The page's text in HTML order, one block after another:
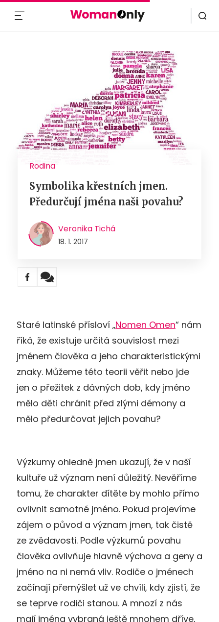
Rodina
Symbolika křestních jmen.
Předurčují jména naši povahu?
Veronika Tichá
18. 1. 2017
Staré latinské přísloví „Nomen Omen“ nám
říká, že existuje určitá souvislost mezi
jménem člověka a jeho charakteristickými
znaky. Můžeme této teorii věřit nebo jde
jen o přežitek z dávných dob, kdy jméno
mělo děti chránit před zlými démony a
mělo předurčovat jejich povahu?
Výzkumy ohledně jmen ukazují, že v naší
kultuře už význam není důležitý. Nevěříme
tomu, že charakter dítěte by mohlo přímo
ovlivnit samotné jméno. Pokud projevíme
zájem o původ a význam jmen, tak čistě
ze zvědavosti. Podle výzkumů povahu
člověka ovlivňuje hlavně výchova a geny a
jméno na ni nemá vliv. Rodiče o jménech
začínají přemýšlet už ve chvíli, kdy zjistí, že
se teprve rodiči stanou. A mnozí z nás
mají jména vybraná ještě mnohem dříve,